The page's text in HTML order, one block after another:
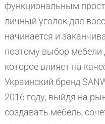
функциональным
личный уголок для
начинается и
поэтому выбор
которое влияет на
Украинский бренд
2016 году, выйдя на
создавать мебель,